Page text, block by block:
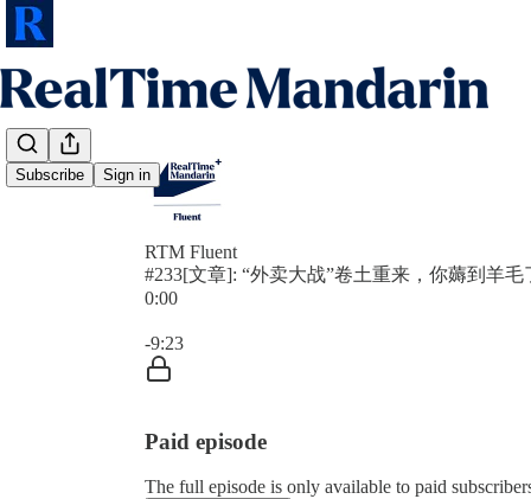
Subscribe Sign in
RTM Fluent
#233[文章]: “外卖大战”卷土重来，你薅到羊毛
0:00
-9:23
Paid episode
The full episode is only available to paid